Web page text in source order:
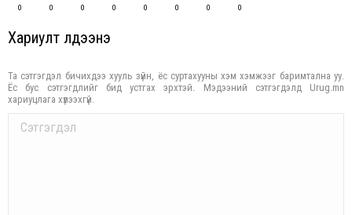
0 0 0 0 0 0 0 0
Хариулт үлдээнэ үү
Та сэтгэгдэл бичихдээ хууль зүйн, ёс суртахууны хэм хэмжээг баримтална уу.
Ёс бус сэтгэгдлийг бид устгах эрхтэй. Мэдээний сэтгэгдэлд Urug.mn
хариуцлага хүлээхгүй.
Comment